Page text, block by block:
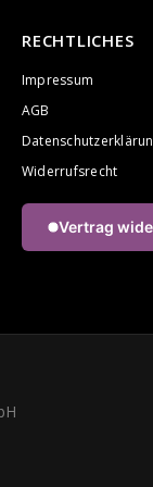
RECHTLICHES
Impressum
AGB
Widerrufsrecht
Vertrag